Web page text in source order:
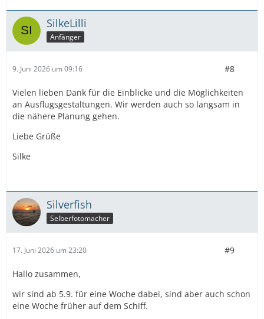
SilkeLilli
Anfänger
9. Juni 2026 um 09:16 #8
Vielen lieben Dank für die Einblicke und die Möglichkeiten
an Ausflugsgestaltungen. Wir werden auch so langsam in
die nähere Planung gehen.
Liebe Grüße
Silke
Silverfish
Selberfotomacher
17. Juni 2026 um 23:20 #9
Hallo zusammen,
wir sind ab 5.9. für eine Woche dabei, sind aber auch schon
eine Woche früher auf dem Schiff.